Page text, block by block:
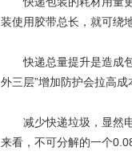
装使用胶带总长，就可绕
快递总量提升是造成包
外三层”增加防护会拉高成
减少快递垃圾，显然电
来看，不可分解的一个